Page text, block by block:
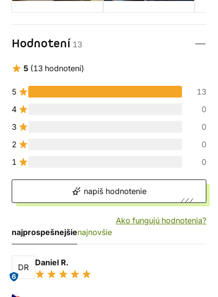
Hodnotení 13
5 (13 hodnotení)
5
13
4
0
3
0
2
0
1
0
napíš hodnotenie
Ako fungujú hodnotenia?
najprospešnejšienajnovšie
DR
6
Daniel R.